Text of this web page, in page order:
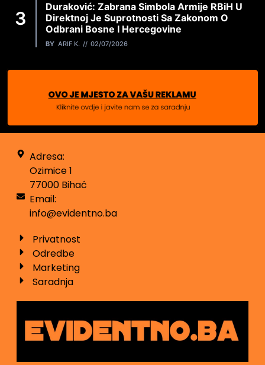
Duraković: Zabrana Simbola Armije RBiH U
Direktnoj Je Suprotnosti Sa Zakonom O
Odbrani Bosne I Hercegovine
BY ARIF K. 02/07/2026
Adresa:
Ozimice 1
77000 Bihać
Email:
info@evidentno.ba
Privatnost
Odredbe
Marketing
Saradnja